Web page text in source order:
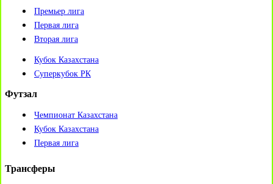
Премьер лига
Первая лига
Вторая лига
Кубок Казахстана
Суперкубок РК
Футзал
Чемпионат Казахстана
Кубок Казахстана
Первая лига
Трансферы